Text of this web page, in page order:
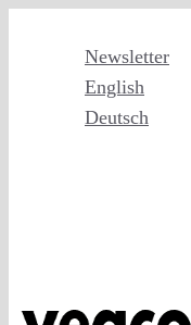
Newsletter
English
Deutsch